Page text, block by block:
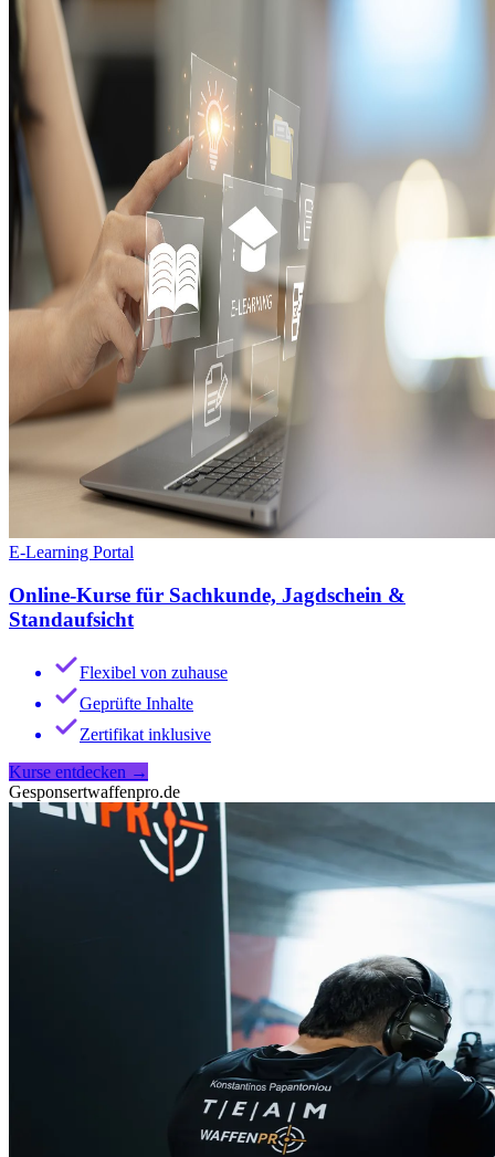
E-Learning Portal
Online-Kurse für Sachkunde, Jagdschein &
Standaufsicht
Flexibel von zuhause
Geprüfte Inhalte
Zertifikat inklusive
Kurse entdecken →
Gesponsertwaffenpro.de